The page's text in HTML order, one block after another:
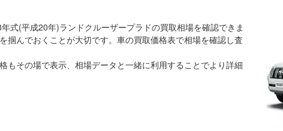
式(平成20年)ランドクルーザープラドの買取相場を確認できま
掴んでおくことが大切です。車の買取価格表で相場を確認し査
もその場で表示、相場データと一緒に利用することでより詳細